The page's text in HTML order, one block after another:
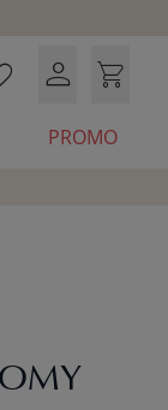
PROMO